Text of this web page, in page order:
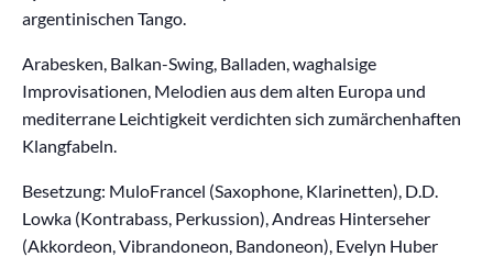
argentinischen Tango.
Arabesken, Balkan-Swing, Balladen, waghalsige
Improvisationen, Melodien aus dem alten Europa und
mediterrane Leichtigkeit verdichten sich zumärchenhaften
Klangfabeln.
Besetzung: MuloFrancel (Saxophone, Klarinetten), D.D.
Lowka (Kontrabass, Perkussion), Andreas Hinterseher
(Akkordeon, Vibrandoneon, Bandoneon), Evelyn Huber